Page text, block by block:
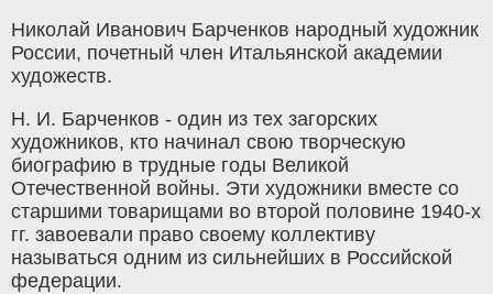
Николай Иванович Барченков народный художник
России, почетный член Итальянской академии
художеств.
Н. И. Барченков - один из тех загорских
художников, кто начинал свою творческую
биографию в трудные годы Великой
Отечественной войны. Эти художники вместе со
старшими товарищами во второй половине 1940-х
гг. завоевали право своему коллективу
называться одним из сильнейших в Российской
федерации.